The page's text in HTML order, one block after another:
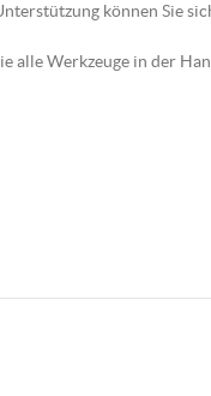
können Sie
alle Werkzeuge in der